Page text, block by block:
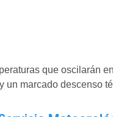
que oscilarán
un marcado descenso